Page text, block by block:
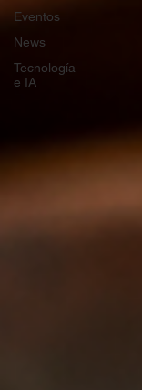
Eventos
News
Tecnología
e IA